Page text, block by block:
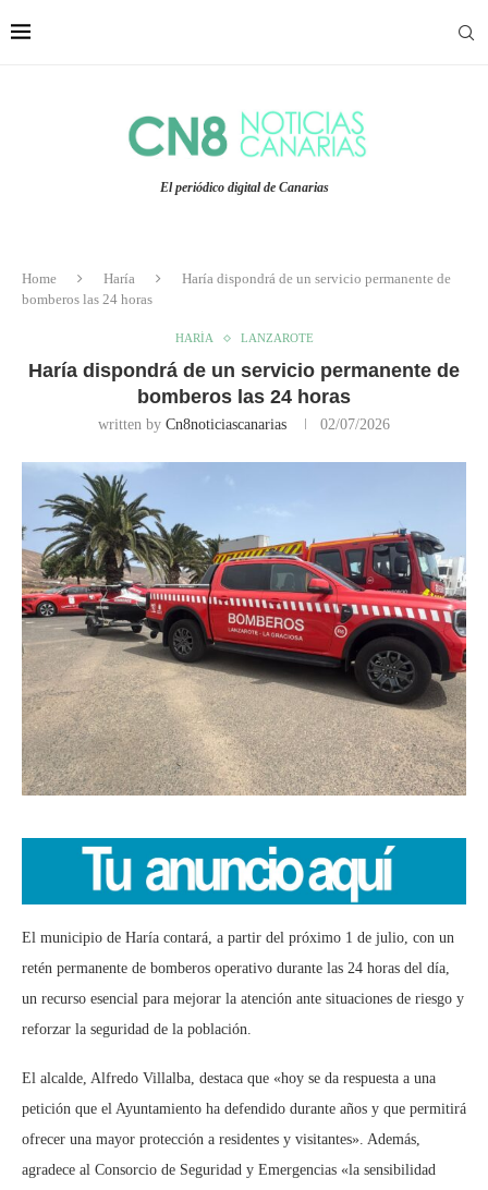
El periódico digital de Canarias
Home Haría
Haría dispondrá de un servicio permanente de
bomberos las 24 horas
HARÍA LANZAROTE
Haría dispondrá de un servicio permanente de
bomberos las 24 horas
written by Cn8noticiascanarias 02/07/2026
El municipio de Haría contará, a partir del próximo 1 de julio, con un
retén permanente de bomberos operativo durante las 24 horas del día,
un recurso esencial para mejorar la atención ante situaciones de riesgo y
reforzar la seguridad de la población.
El alcalde, Alfredo Villalba, destaca que «hoy se da respuesta a una
petición que el Ayuntamiento ha defendido durante años y que permitirá
ofrecer una mayor protección a residentes y visitantes». Además,
agradece al Consorcio de Seguridad y Emergencias «la sensibilidad